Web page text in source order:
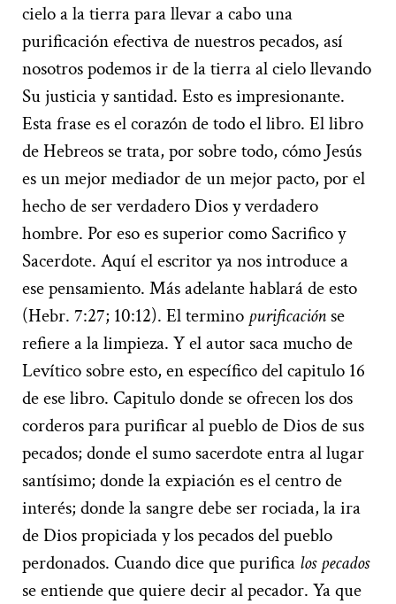
cielo a la tierra para llevar a cabo una
purificación efectiva de nuestros pecados, así
nosotros podemos ir de la tierra al cielo llevando
Su justicia y santidad. Esto es impresionante.
Esta frase es el corazón de todo el libro. El libro
de Hebreos se trata, por sobre todo, cómo Jesús
es un mejor mediador de un mejor pacto, por el
hecho de ser verdadero Dios y verdadero
hombre. Por eso es superior como Sacrifico y
Sacerdote. Aquí el escritor ya nos introduce a
ese pensamiento. Más adelante hablará de esto
(Hebr. 7:27; 10:12). El termino purificación se
refiere a la limpieza. Y el autor saca mucho de
Levítico sobre esto, en específico del capitulo 16
de ese libro. Capitulo donde se ofrecen los dos
corderos para purificar al pueblo de Dios de sus
pecados; donde el sumo sacerdote entra al lugar
santísimo; donde la expiación es el centro de
interés; donde la sangre debe ser rociada, la ira
de Dios propiciada y los pecados del pueblo
perdonados. Cuando dice que purifica los pecados
se entiende que quiere decir al pecador. Ya que